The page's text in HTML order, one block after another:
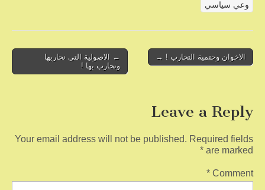
o
وعي سياسي
Post
← الاصولية التي نحاربها
ونحارب بها !
الاخوان وحتمية التحارب ! →
Leave a Reply
Your email address will not be published. Required fields
are marked
*
Comment
*